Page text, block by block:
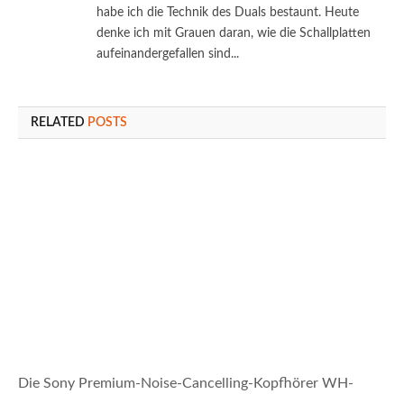
habe ich die Technik des Duals bestaunt. Heute
denke ich mit Grauen daran, wie die Schallplatten
aufeinandergefallen sind...
RELATED POSTS
Die Sony Premium-Noise-Cancelling-Kopfhörer WH-